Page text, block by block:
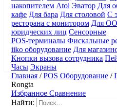
накопителем Atol Эватор Для
кафе Для бара Для столовой С
ресторана с монитором Для
юридческих лиц Сенсорные
POS-терминалы Фискальные
iiko оборудование Для
Кнопки вызова сотрудника
Часы Экраны
Главная /POS Оборудование /
Rongta
Избранное Сравнение
Найти: